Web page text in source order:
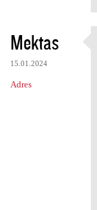
Mektas
15.01.2024
Adres